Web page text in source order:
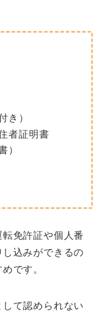
き）
者証明書
）
免許証や個人番
込みができるの
です。
て認められない